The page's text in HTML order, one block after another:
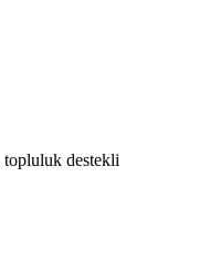
destekli